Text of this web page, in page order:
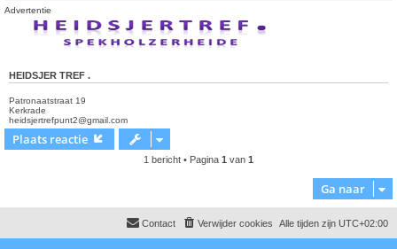
Advertentie
HEIDSJER TREF .
Patronaatstraat 19
Kerkrade
heidsjertrefpunt2@gmail.com
Plaats reactie
1 bericht • Pagina 1 van 1
Ga naar
Alle tijden zijn UTC+02:00
Verwijder cookies
Contact